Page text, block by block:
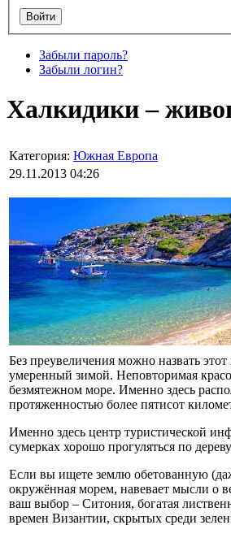
Забыли пароль?
Забыли логин?
Халкидики –
Категория: Южная Европа
29.11.2013 04:26
Без преувеличения можно назвать
умеренный зимой. Неповторимая
безмятежном море. Именно здесь
протяженностью более пятисот
Именно здесь центр туристической
сумерках хорошо прогуляться по
Если вы ищете землю обетованную
окружённая морем, навевает мысли о
ваш выбор – Ситония, богатая
времен Византии, скрытых среди